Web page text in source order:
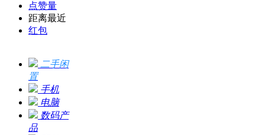
点赞量
距离最近
红包
二手闲
置
手机
电脑
数码产
品